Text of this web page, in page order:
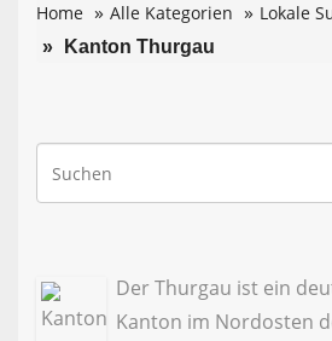
Home Alle Kategorien Lokale
Kanton Thurgau
Der Thurgau ist ein
Kanton im Nordosten